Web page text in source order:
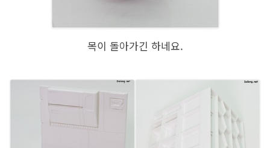
목이 돌아가긴 하네요.